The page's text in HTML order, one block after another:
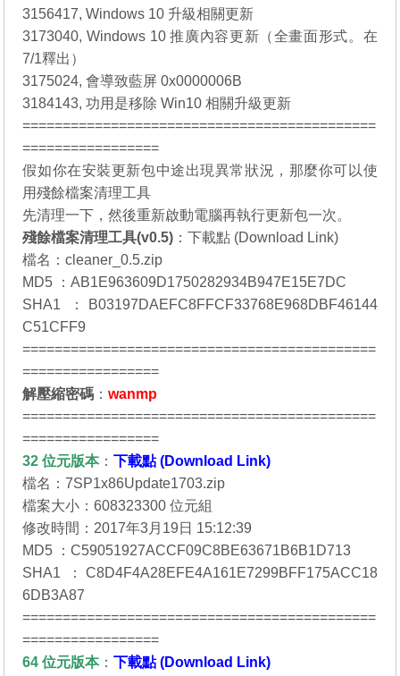
3156417, Windows 10 升級相關更新
3173040, Windows 10 推廣內容更新（全畫面形式。在
7/1釋出）
3175024, 會導致藍屏 0x0000006B
3184143, 功用是移除 Win10 相關升級更新
============================================
=================
假如你在安裝更新包中途出現異常狀況，那麼你可以使
用殘餘檔案清理工具
先清理一下，然後重新啟動電腦再執行更新包一次。
殘餘檔案清理工具(v0.5) ：下載點 (Download Link)
檔名：cleaner_0.5.zip
MD5 ：AB1E963609D1750282934B947E15E7DC
SHA1 ：B03197DAEFC8FFCF33768E968DBF46144
C51CFF9
============================================
=================
解壓縮密碼 ：wanmp
============================================
=================
32 位元版本：下載點 (Download Link)
檔名：7SP1x86Update1703.zip
檔案大小：608323300 位元組
修改時間：2017年3月19日 15:12:39
MD5 ：C59051927ACCF09C8BE63671B6B1D713
SHA1 ：C8D4F4A28EFE4A161E7299BFF175ACC18
6DB3A87
============================================
=================
64 位元版本：下載點 (Download Link)